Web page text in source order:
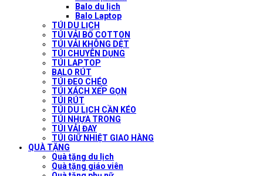
Balo du lịch
Balo Laptop
TÚI DU LỊCH
TÚI VẢI BỐ COTTON
TÚI VẢI KHÔNG DỆT
TÚI CHUYÊN DỤNG
TÚI LAPTOP
BALO RÚT
TÚI ĐEO CHÉO
TÚI XÁCH XẾP GỌN
TÚI RÚT
TÚI DU LỊCH CẦN KÉO
TÚI NHỰA TRONG
TÚI VẢI ĐAY
TÚI GIỮ NHIỆT GIAO HÀNG
QUÀ TẶNG
Quà tặng du lịch
Quà tặng giáo viên